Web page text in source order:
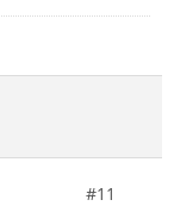
#11